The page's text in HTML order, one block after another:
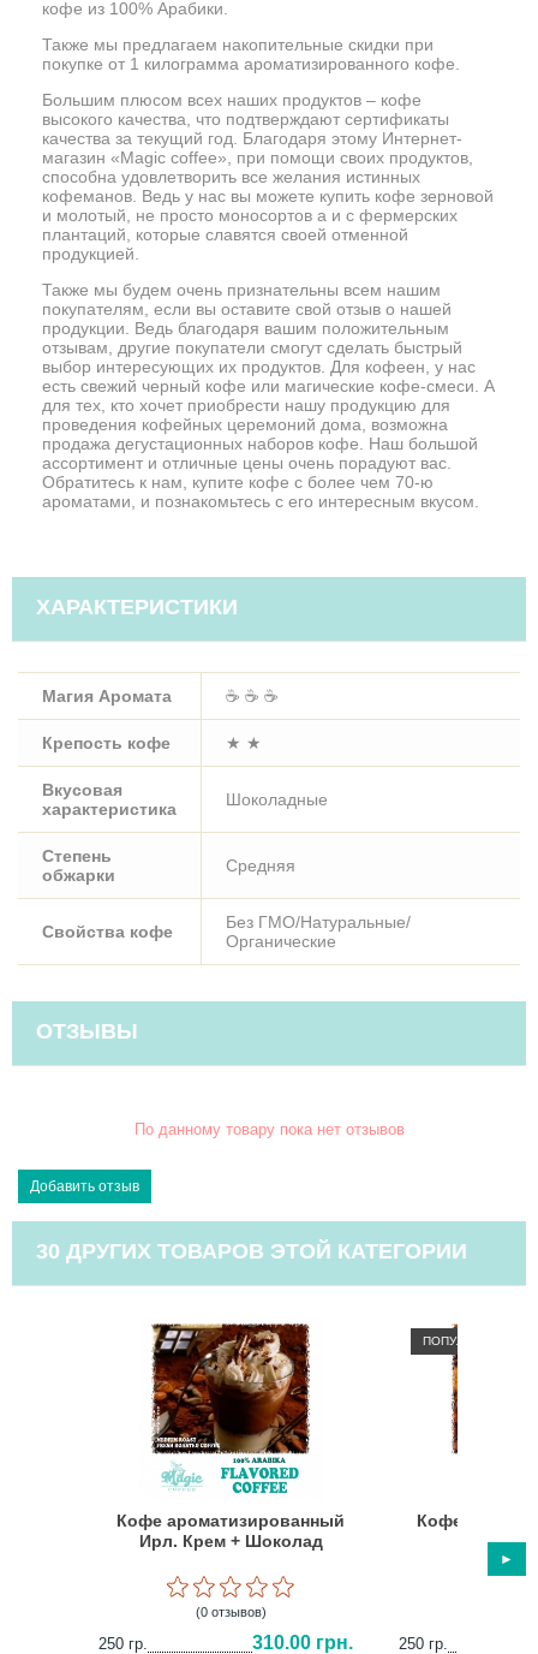
кофе из 100% Арабики.
Также мы предлагаем накопительные скидки при
покупке от 1 килограмма ароматизированного кофе.
Большим плюсом всех наших продуктов – кофе
высокого качества, что подтверждают сертификаты
качества за текущий год. Благодаря этому Интернет-
магазин «Magic coffee», при помощи своих продуктов,
способна удовлетворить все желания истинных
кофеманов. Ведь у нас вы можете купить кофе зерновой
и молотый, не просто моносортов а и с фермерских
плантаций, которые славятся своей отменной
продукцией.
Также мы будем очень признательны всем нашим
покупателям, если вы оставите свой отзыв о нашей
продукции. Ведь благодаря вашим положительным
отзывам, другие покупатели смогут сделать быстрый
выбор интересующих их продуктов. Для кофеен, у нас
есть свежий черный кофе или магические кофе-смеси. А
для тех, кто хочет приобрести нашу продукцию для
проведения кофейных церемоний дома, возможна
продажа дегустационных наборов кофе. Наш большой
ассортимент и отличные цены очень порадуют вас.
Обратитесь к нам, купите кофе с более чем 70-ю
ароматами, и познакомьтесь с его интересным вкусом.
ХАРАКТЕРИСТИКИ
Магия Аромата ☕ ☕ ☕
Крепость кофе ★ ★
Вкусовая
характеристика
Шоколадные
Степень
обжарки
Средняя
Свойства кофе
Без ГМО/Натуральные/
Органические
ОТЗЫВЫ
По данному товару пока нет отзывов
30 ДРУГИХ ТОВАРОВ ЭТОЙ КАТЕГОРИИ
Кофе ароматизированный
Ирл. Крем + Шоколад
(0 отзывов)
250 гр. 310.00 грн.
ПОПУЛЯРНЫЙ
Кофе
250 гр.